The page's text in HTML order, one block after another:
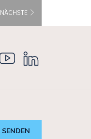
NÄCHSTE
SENDEN